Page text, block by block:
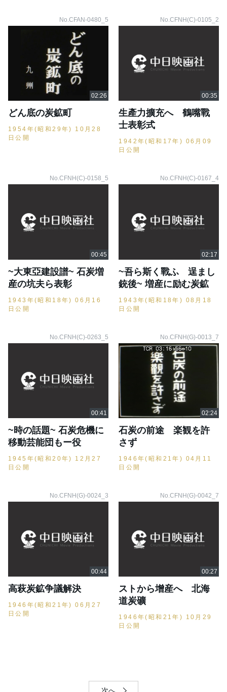
No.CFAN-0480_5
どん底の炭鉱町
1954年(昭和29年) 10月28
日公開
No.CFNH(C)-0105_2
生產力擴充へ 鶴嘴戰
士表彰式
1942年(昭和17年) 06月09
日公開
No.CFNH(C)-0158_5
~大東亞建設譜~ 石炭増
産の坑夫ら表彰
1943年(昭和18年) 06月16
日公開
No.CFNH(C)-0167_4
~吾ら斯く戰ふ 逞󠄁まし
銃後~ 増産に励む炭鉱
1943年(昭和18年) 08月18
日公開
No.CFNH(C)-0263_5
~時の話題~ 石炭危機に
移動芸能団もー役
1945年(昭和20年) 12月27
日公開
No.CFNH(G)-0013_7
石炭の前途 楽観を許
さず
1946年(昭和21年) 04月11
日公開
No.CFNH(G)-0024_3
高萩炭鉱争議解決
1946年(昭和21年) 06月27
日公開
No.CFNH(G)-0042_7
ストから增産へ 北海
道炭礦
1946年(昭和21年) 10月29
日公開